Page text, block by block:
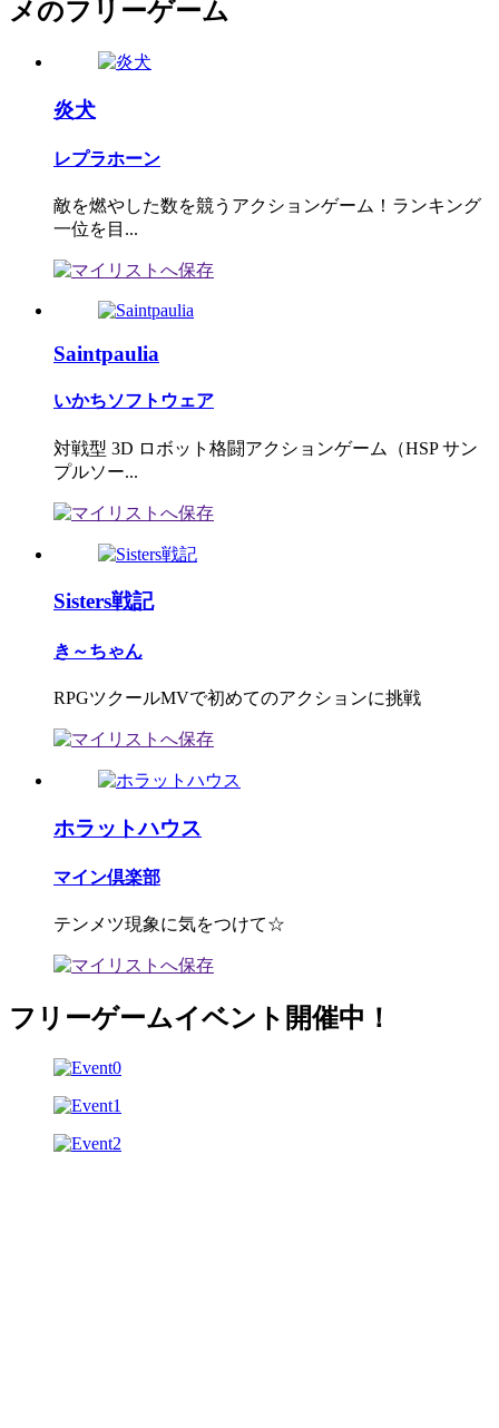
メのフリーゲーム
炎犬
レプラホーン
敵を燃やした数を競うアクションゲーム！ランキング
一位を目...
Saintpaulia
いかちソフトウェア
対戦型 3D ロボット格闘アクションゲーム（HSP サン
プルソー...
Sisters戦記
き～ちゃん
RPGツクールMVで初めてのアクションに挑戦
ホラットハウス
マイン倶楽部
テンメツ現象に気をつけて☆
フリーゲームイベント開催中！